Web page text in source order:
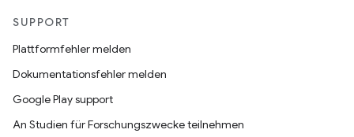
SUPPORT
Plattformfehler melden
Dokumentationsfehler melden
Google Play support
An Studien für Forschungszwecke teilnehmen